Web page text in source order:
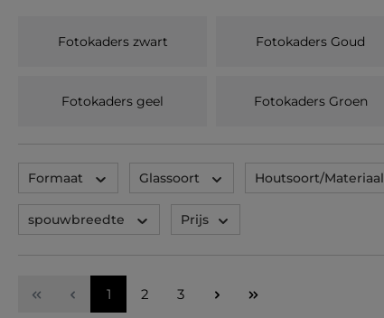
Fotokaders zwart Fotokaders Goud
Fotokaders geel Fotokaders Groen
Formaat Glassoort Houtsoort/Materiaal
spouwbreedte Prijs
Pagina
1 Pagina
2 Pagina
3